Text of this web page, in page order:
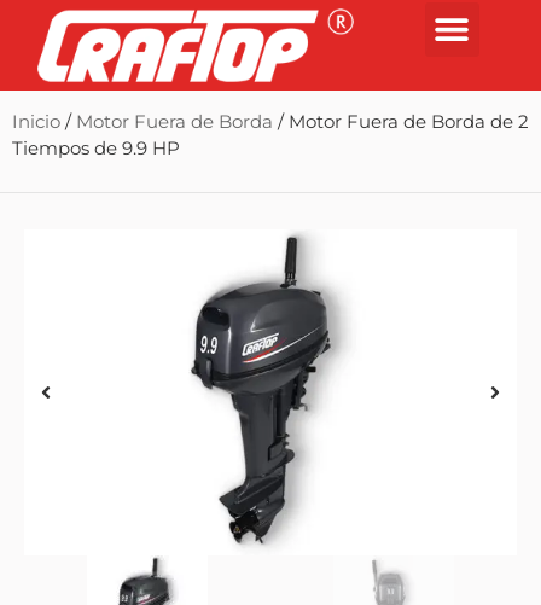
Inicio / Motor Fuera de Borda / Motor Fuera de Borda de 2
Tiempos de 9.9 HP